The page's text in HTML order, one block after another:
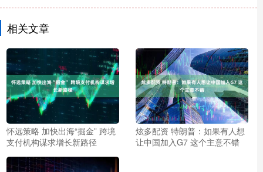
相关文章
怀远策略 加快出海“掘金” 跨境
支付机构谋求增长新路径
炫多配资 特朗普：如果有人想
让中国加入G7 这个主意不错